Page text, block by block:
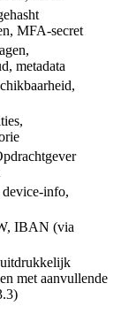
MFA-secret
metadata
device-info,
IBAN (via
met aanvullende